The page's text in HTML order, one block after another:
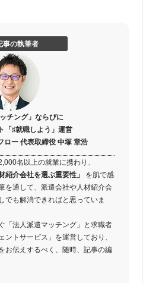
事の執筆者
チング」ならびに
「♯就職しよう」運営
ロー 代表取締役 中塚 章浩
名以上の就業に携わり、
紹介会社を選ぶ重要性」
を肌で感
を通して、派遣会社や人材紹介会
でも解消できればと思っていま
「法人派遣マッチング」と求職者
ントサービス」を運営しており、
お伝えするべく、随時、記事の編